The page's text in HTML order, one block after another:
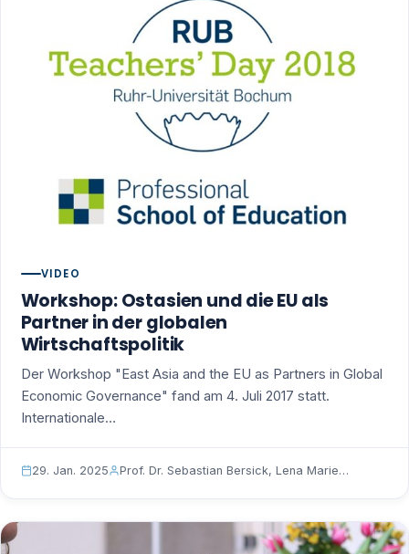
VIDEO
Workshop: Ostasien und die EU als
Partner in der globalen
Wirtschaftspolitik
Der Workshop "East Asia and the EU as Partners in Global
Economic Governance" fand am 4. Juli 2017 statt.
Internationale…
29. Jan. 2025 Prof. Dr. Sebastian Bersick, Lena Marie…